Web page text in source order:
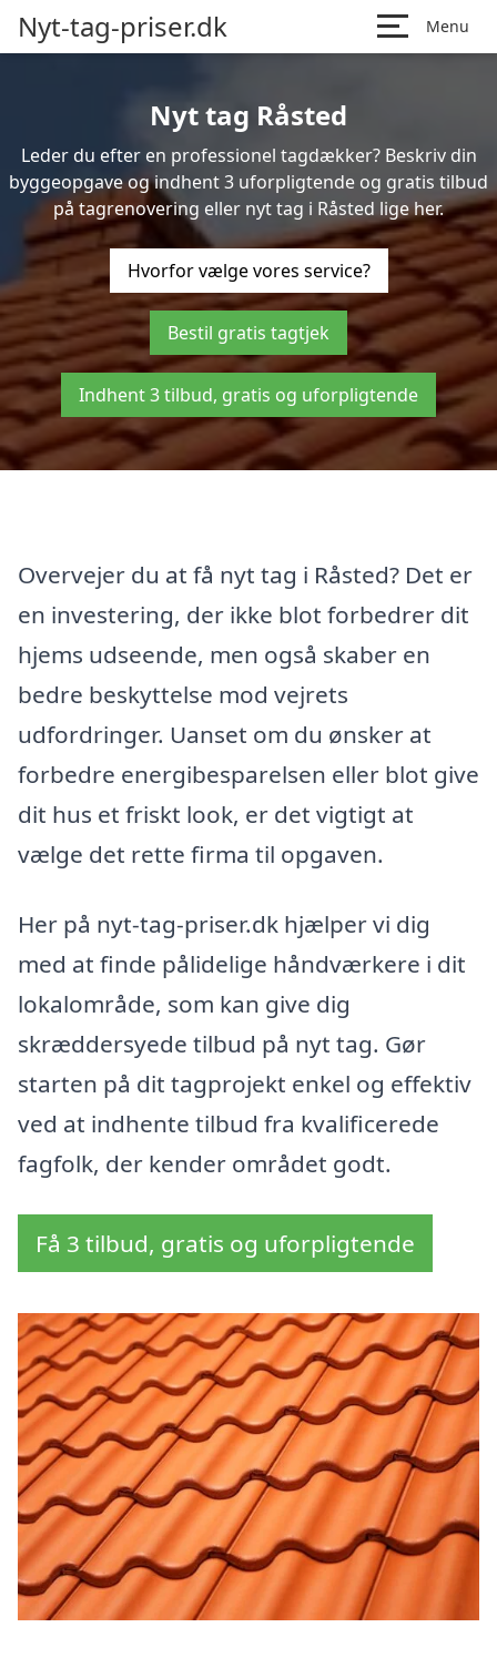
Nyt-tag-priser.dk Menu
Nyt tag Råsted
Leder du efter en professionel tagdækker? Beskriv din
byggeopgave og indhent 3 uforpligtende og gratis tilbud
på tagrenovering eller nyt tag i Råsted lige her.
Hvorfor vælge vores service?
Bestil gratis tagtjek
Indhent 3 tilbud, gratis og uforpligtende
Overvejer du at få nyt tag i Råsted? Det er
en investering, der ikke blot forbedrer dit
hjems udseende, men også skaber en
bedre beskyttelse mod vejrets
udfordringer. Uanset om du ønsker at
forbedre energibesparelsen eller blot give
dit hus et friskt look, er det vigtigt at
vælge det rette firma til opgaven.
Her på nyt-tag-priser.dk hjælper vi dig
med at finde pålidelige håndværkere i dit
lokalområde, som kan give dig
skræddersyede tilbud på nyt tag. Gør
starten på dit tagprojekt enkel og effektiv
ved at indhente tilbud fra kvalificerede
fagfolk, der kender området godt.
Få 3 tilbud, gratis og uforpligtende